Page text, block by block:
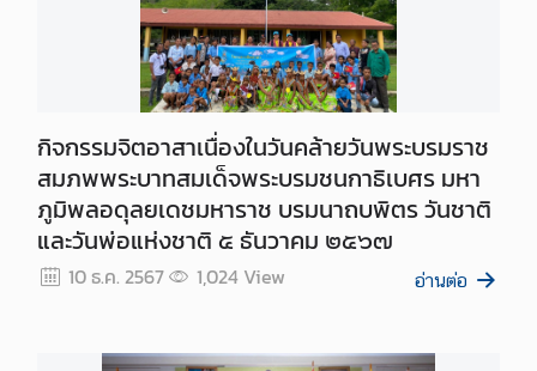
กิจกรรมจิตอาสาเนื่องในวันคล้ายวันพระบรมราช
สมภพพระบาทสมเด็จพระบรมชนกาธิเบศร มหา
ภูมิพลอดุลยเดชมหาราช บรมนาถบพิตร วันชาติ
และวันพ่อแห่งชาติ ๕ ธันวาคม ๒๕๖๗
10 ธ.ค. 2567 1,024View อ่านต่อ